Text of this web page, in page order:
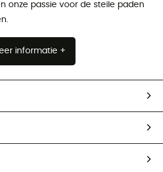
onze passie voor de steile paden
informatie +